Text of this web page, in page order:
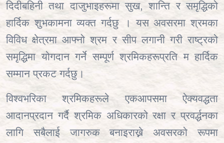
दिदीबहिनी तथा दाजुभाइहरूमा सुख,शान्ति र समृद्धिको
हार्दिक शुभकामना व्यक्त गर्दछु । यस अवसरमा श्रमका
विविध क्षेत्रमा आफ्नो श्रम र सीप लगानी गरी राष्ट्रको
समृद्धिमा योगदान गर्ने सम्पूर्ण श्रमिकहरूप्रति म हार्दिक
सम्मान प्रकट गर्दछु।
विश्वभरिका श्रमिकहरूले एकआपसमा ऐक्यवद्धता
आदानप्रदान गर्दै श्रमिक अधिकारको रक्षा र प्रवर्द्धनका
लागि सबैलाई जागरुक बनाइराख्ने अवसरको रूपमा